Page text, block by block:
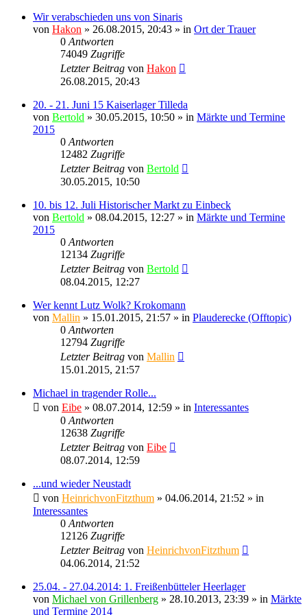
Wir verabschieden uns von Sinaris
von Hakon » 26.08.2015, 20:43 » in Ort der Trauer
0 Antworten
74049 Zugriffe
Letzter Beitrag von Hakon
26.08.2015, 20:43
20. - 21. Juni 15 Kaiserlager Tilleda
von Bertold » 30.05.2015, 10:50 » in Märkte und Termine
2015
0 Antworten
12482 Zugriffe
Letzter Beitrag von Bertold
30.05.2015, 10:50
10. bis 12. Juli Historischer Markt zu Einbeck
von Bertold » 08.04.2015, 12:27 » in Märkte und Termine
2015
0 Antworten
12134 Zugriffe
Letzter Beitrag von Bertold
08.04.2015, 12:27
Wer kennt Lutz Wolk? Krokomann
von Mallin » 15.01.2015, 21:57 » in Plauderecke (Offtopic)
0 Antworten
12794 Zugriffe
Letzter Beitrag von Mallin
15.01.2015, 21:57
Michael in tragender Rolle...
von Eibe » 08.07.2014, 12:59 » in Interessantes
0 Antworten
12638 Zugriffe
Letzter Beitrag von Eibe
08.07.2014, 12:59
...und wieder Neustadt
von HeinrichvonFitzthum » 04.06.2014, 21:52 » in
Interessantes
0 Antworten
12126 Zugriffe
Letzter Beitrag von HeinrichvonFitzthum
04.06.2014, 21:52
25.04. - 27.04.2014: 1. Freißenbütteler Heerlager
von Michael von Grillenberg » 28.10.2013, 23:39 » in Märkte
und Termine 2014